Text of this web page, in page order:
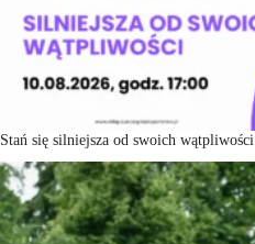
Stań się silniejsza od swoich wątpliwości